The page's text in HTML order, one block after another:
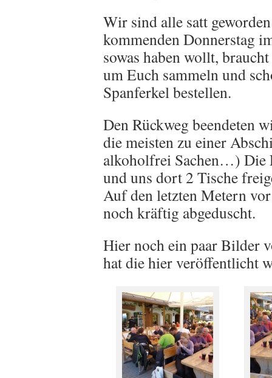
Wir sind alle satt
kommenden Donnerstag
sowas haben wollt,
um Euch sammeln und
Spanferkel bestellen.
Den Rückweg beendeten
die meisten zu einer
alkoholfrei Sachen…) Die
und uns dort 2 Tische
Auf den letzten Metern
noch kräftig abgeduscht.
Hier noch ein paar Bilder
hat die hier veröffentlicht